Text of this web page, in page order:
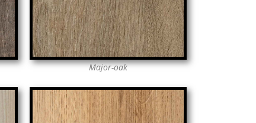
Major-oak